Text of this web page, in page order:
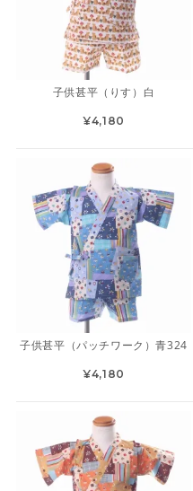
子供甚平（りす）白
¥4,180
子供甚平（パッチワーク）青324
¥4,180